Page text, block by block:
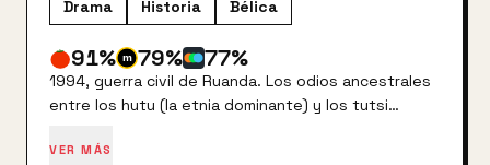
Drama Historia Bélica
91% 79% 77%
1994, guerra civil de Ruanda. Los odios ancestrales
entre los hutu (la etnia dominante) y los tutsi
disturbios en las calles y, finalmente, una terrible
VER MÁS